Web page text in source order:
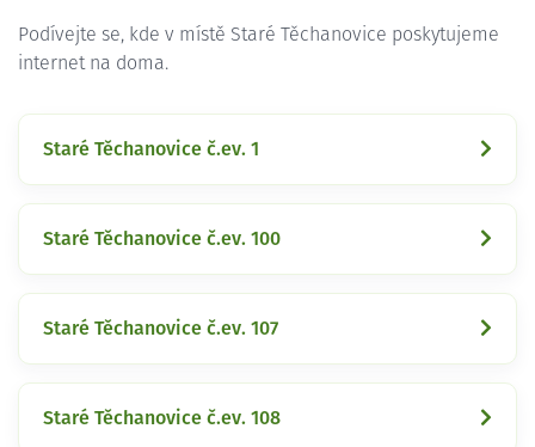
Podívejte se, kde v místě Staré Těchanovice poskytujeme
internet na doma.
Staré Těchanovice č.ev. 1
Staré Těchanovice č.ev. 100
Staré Těchanovice č.ev. 107
Staré Těchanovice č.ev. 108